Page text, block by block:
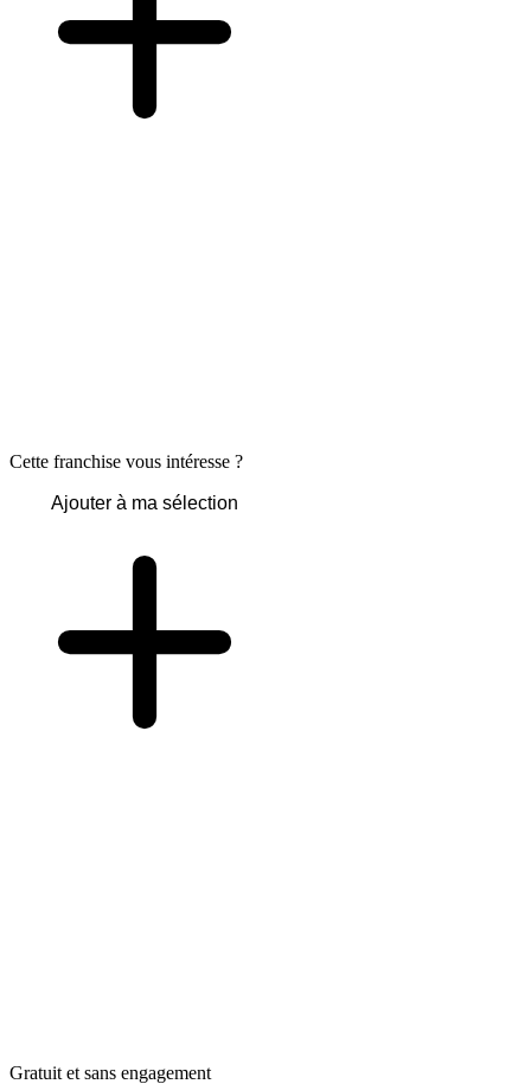
Cette franchise vous intéresse ?
Ajouter à ma sélection
Gratuit et sans engagement